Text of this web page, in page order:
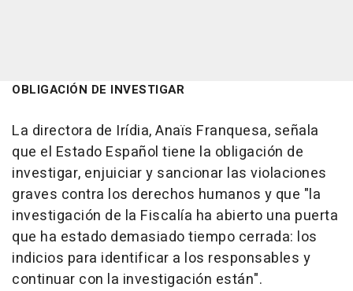
OBLIGACIÓN DE INVESTIGAR
La directora de Irídia, Anaïs Franquesa, señala
que el Estado Español tiene la obligación de
investigar, enjuiciar y sancionar las violaciones
graves contra los derechos humanos y que "la
investigación de la Fiscalía ha abierto una puerta
que ha estado demasiado tiempo cerrada: los
indicios para identificar a los responsables y
continuar con la investigación están".